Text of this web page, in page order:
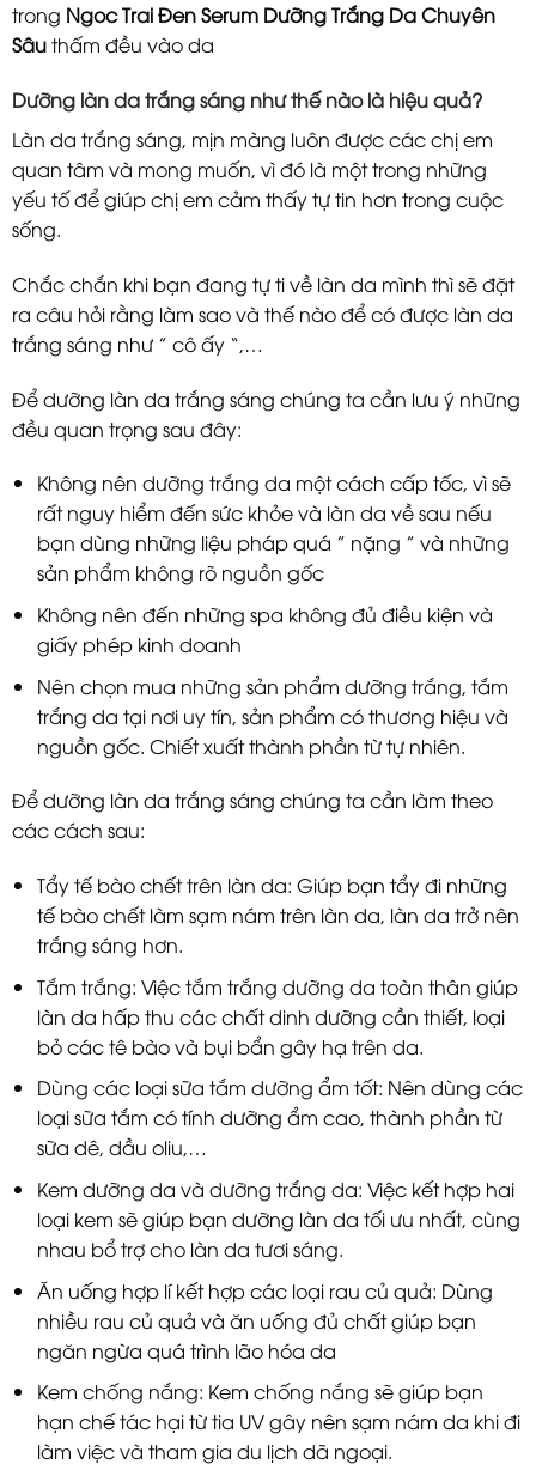
trong Ngoc Trai Đen Serum Dưỡng Trắng Da Chuyên
Sâuthấm đều vào da
Dưỡng làn da trắng sáng như thế nào là hiệu quả?
Làn da trắng sáng, mịn màng luôn được các chị em
quan tâm và mong muốn, vì đó là một trong những
yếu tố để giúp chị em cảm thấy tự tin hơn trong cuộc
sống.
Chắc chắn khi bạn đang tự ti về làn da mình thì sẽ đặt
ra câu hỏi rằng làm sao và thế nào để có được làn da
trắng sáng như ” cô ấy “,…
Để dưỡng làn da trắng sáng chúng ta cần lưu ý những
đều quan trọng sau đây:
Không nên dưỡng trắng da một cách cấp tốc, vì sẽ
rất nguy hiểm đến sức khỏe và làn da về sau nếu
bạn dùng những liệu pháp quá ” nặng ” và những
sản phẩm không rõ nguồn gốc
Không nên đến những spa không đủ điều kiện và
giấy phép kinh doanh
Nên chọn mua những sản phẩm dưỡng trắng, tắm
trắng da tại nơi uy tín, sản phẩm có thương hiệu và
nguồn gốc. Chiết xuất thành phần từ tự nhiên.
Để dưỡng làn da trắng sáng chúng ta cần làm theo
các cách sau:
Tẩy tế bào chết trên làn da: Giúp bạn tẩy đi những
tế bào chết làm sạm nám trên làn da, làn da trở nên
trắng sáng hơn.
Tắm trắng: Việc tắm trắng dưỡng da toàn thân giúp
làn da hấp thu các chất dinh dưỡng cần thiết, loại
bỏ các tê bào và bụi bẩn gây hạ trên da.
Dùng các loại sữa tắm dưỡng ẩm tốt: Nên dùng các
loại sữa tắm có tính dưỡng ẩm cao, thành phần từ
sữa dê, dầu oliu,…
Kem dưỡng da và dưỡng trắng da: Việc kết hợp hai
loại kem sẽ giúp bạn dưỡng làn da tối ưu nhất, cùng
nhau bổ trợ cho làn da tươi sáng.
Ăn uống hợp lí kết hợp các loại rau củ quả: Dùng
nhiều rau củ quả và ăn uống đủ chất giúp bạn
ngăn ngừa quá trình lão hóa da
Kem chống nắng: Kem chống nắng sẽ giúp bạn
hạn chế tác hại từ tia UV gây nên sạm nám da khi đi
làm việc và tham gia du lịch dã ngoại.